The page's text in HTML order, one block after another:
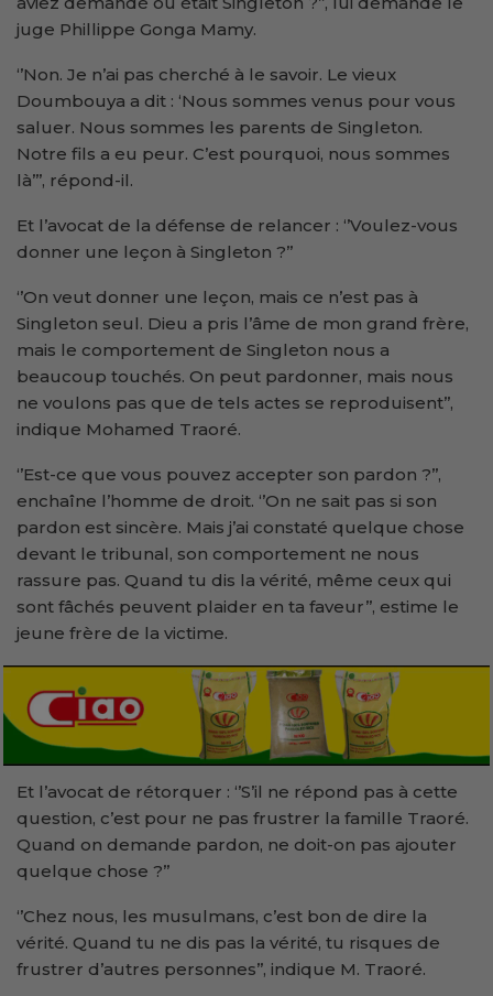
juge Phillippe Gonga Mamy.
‘’Non. Je n’ai pas cherché à le savoir. Le vieux
Doumbouya a dit : ‘Nous sommes venus pour vous
saluer. Nous sommes les parents de Singleton.
Notre fils a eu peur. C’est pourquoi, nous sommes
là’’’, répond-il.
Et l’avocat de la défense de relancer : ‘’Voulez-vous
donner une leçon à Singleton ?’’
‘’On veut donner une leçon, mais ce n’est pas à
Singleton seul. Dieu a pris l’âme de mon grand frère,
mais le comportement de Singleton nous a
beaucoup touchés. On peut pardonner, mais nous
ne voulons pas que de tels actes se reproduisent’’,
indique Mohamed Traoré.
‘’Est-ce que vous pouvez accepter son pardon ?’’,
enchaîne l’homme de droit. ‘’On ne sait pas si son
pardon est sincère. Mais j’ai constaté quelque chose
devant le tribunal, son comportement ne nous
rassure pas. Quand tu dis la vérité, même ceux qui
sont fâchés peuvent plaider en ta faveur’’, estime le
jeune frère de la victime.
Et l’avocat de rétorquer : ‘’S’il ne répond pas à cette
question, c’est pour ne pas frustrer la famille Traoré.
Quand on demande pardon, ne doit-on pas ajouter
quelque chose ?’’
‘’Chez nous, les musulmans, c’est bon de dire la
vérité. Quand tu ne dis pas la vérité, tu risques de
frustrer d’autres personnes’’, indique M. Traoré.